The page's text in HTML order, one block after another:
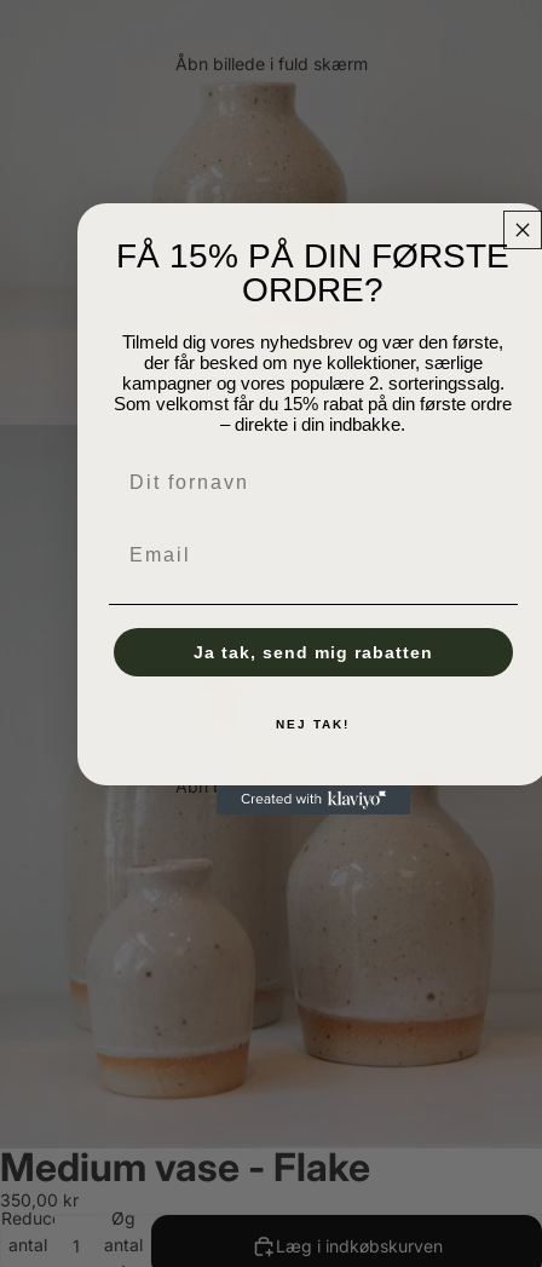
Åbn billede i fuld skærm
Åbn billede i fuld skærm
Medium vase - Flake
350,00 kr
Reducer
antal
Øg
antal
Læg i indkøbskurven
FÅ 15% PÅ DIN FØRSTE
ORDRE?
Tilmeld dig vores nyhedsbrev og vær den første,
der får besked om nye kollektioner, særlige
kampagner og vores populære 2. sorteringssalg.
Som velkomst får du 15% rabat på din første ordre
– direkte i din indbakke.
Ja tak, send mig rabatten
NEJ TAK!